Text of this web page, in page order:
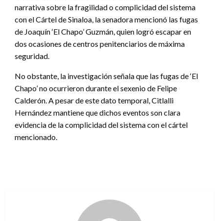
narrativa sobre la fragilidad o complicidad del sistema
con el Cártel de Sinaloa, la senadora mencionó las fugas
de Joaquín ‘El Chapo’ Guzmán, quien logró escapar en
dos ocasiones de centros penitenciarios de máxima
seguridad.
No obstante, la investigación señala que las fugas de ‘El
Chapo’ no ocurrieron durante el sexenio de Felipe
Calderón. A pesar de este dato temporal, Citlalli
Hernández mantiene que dichos eventos son clara
evidencia de la complicidad del sistema con el cártel
mencionado.